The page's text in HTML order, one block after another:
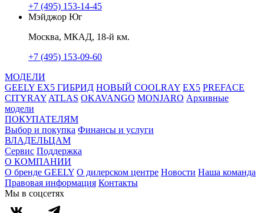
+7 (495) 153-14-45
Мэйджор Юг
Москва, МКАД, 18-й км.
+7 (495) 153-09-60
МОДЕЛИ
GEELY EX5 ГИБРИД НОВЫЙ COOLRAY EX5 PREFACE
CITYRAY ATLAS OKAVANGO MONJARO Архивные
модели
ПОКУПАТЕЛЯМ
Выбор и покупка Финансы и услуги
ВЛАДЕЛЬЦАМ
Сервис Поддержка
О КОМПАНИИ
О бренде GEELY О дилерском центре Новости Наша команда
Правовая информация Контакты
Мы в соцсетях